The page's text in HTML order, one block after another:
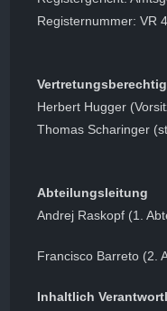
Registernummer: VR
Herbert Hugger
Thomas Scharinger
Abteilungsleitung
Andrej Raskopf (1.
Francisco Barreto (2.
Inhaltlich